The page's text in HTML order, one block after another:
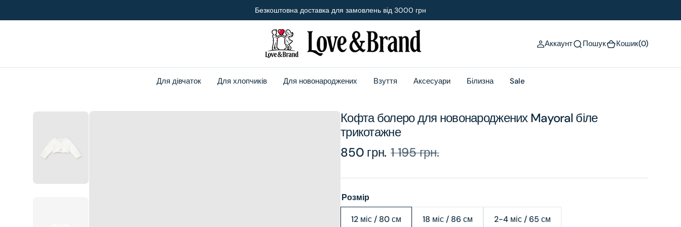
n
t
Безкоштовна доставка для замовлень від 3000 грн
Аккаунт Пошук Кошик(0)
Для дівчаток Для хлопчиків Для новонароджених Взуття Аксесуари Білизна Sale
Кофта болеро для новонароджених Mayoral біле
трикотажне
Sale
price
850 грн.
Regular
price
1 195 грн.
Розмір
12 міс / 80 см
Variant
18 міс / 86 см
Variant
2-4 міс / 65 см
Variant